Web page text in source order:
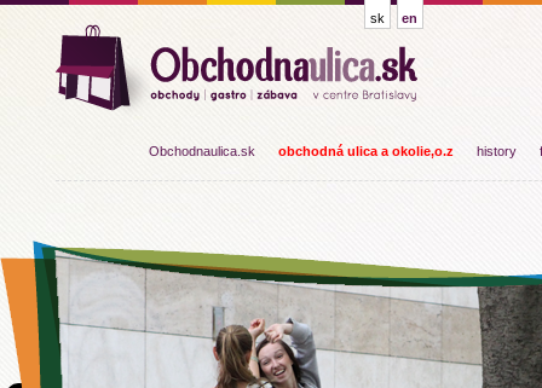
sk en
Obchodnaulica.sk obchodná ulica a okolie,o.z history